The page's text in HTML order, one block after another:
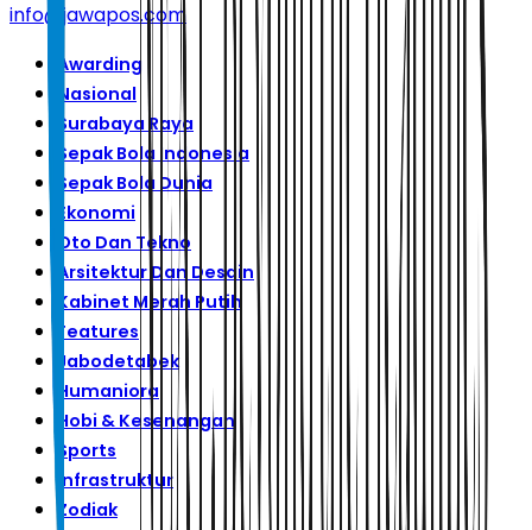
info@jawapos.com
Awarding
Nasional
Surabaya Raya
Sepak Bola Indonesia
Sepak Bola Dunia
Ekonomi
Oto Dan Tekno
Arsitektur Dan Desain
Kabinet Merah Putih
Features
Jabodetabek
Humaniora
Hobi & Kesenangan
Sports
Infrastruktur
Zodiak